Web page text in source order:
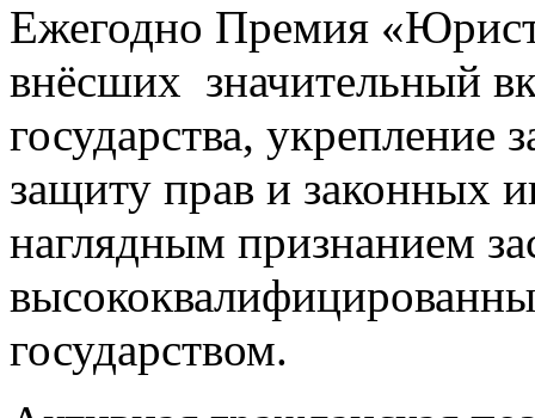
Ежегодно Премия «Юрист
внёсших значительный
государства, укрепление
защиту прав и законных
наглядным признанием
государством.